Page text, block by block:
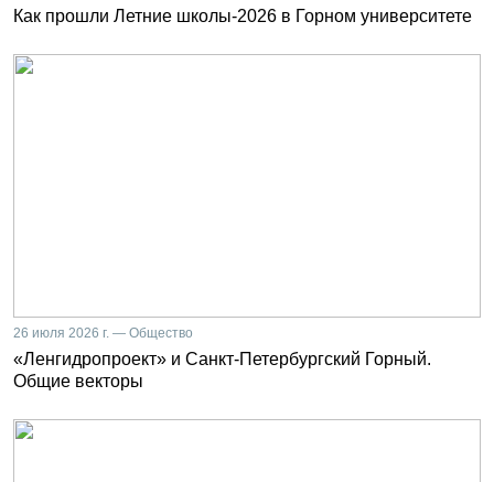
Как прошли Летние школы-2026 в Горном университете
26 июля 2026 г. — Общество
«Ленгидропроект» и Санкт-Петербургский Горный.
Общие векторы